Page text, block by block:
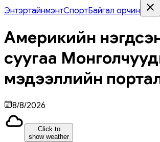
ЭнтэртайнмэнтСпортБайгал орчин
Америкийн
суугаа
мэдээллийн
8/8/2026
Click to
show weather